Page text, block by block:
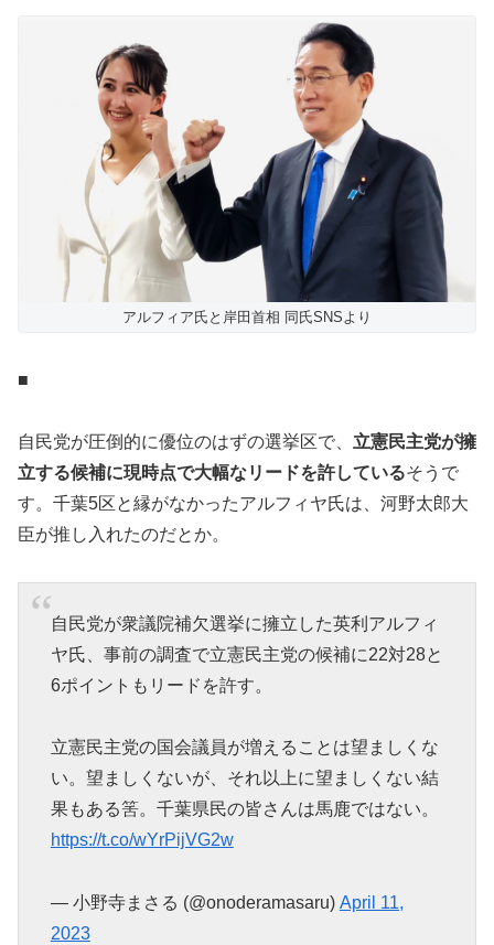
アルフィア氏と岸田首相 同氏SNSより
■
自民党が圧倒的に優位のはずの選挙区で、 立憲民主党が擁
立する候補に現時点で大幅なリードを許しているそうで
す。千葉5区と縁がなかったアルフィヤ氏は、河野太郎大
臣が推し入れたのだとか。
自民党が衆議院補欠選挙に擁立した英利アルフィ
ヤ氏、事前の調査で立憲民主党の候補に22対28と
6ポイントもリードを許す。
立憲民主党の国会議員が増えることは望ましくな
い。望ましくないが、それ以上に望ましくない結
果もある筈。千葉県民の皆さんは馬鹿ではない。
https://t.co/wYrPijVG2w
— 小野寺まさる (@onoderamasaru) April 11,
2023